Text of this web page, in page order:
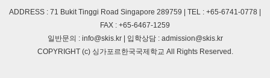
ADDRESS : 71 Bukit Tinggi Road Singapore 289759 | TEL : +65-6741-0778 |
FAX : +65-6467-1259
일반문의 : info@skis.kr | 입학상담 : admission@skis.kr
COPYRIGHT (c) 싱가포르한국국제학교 All Rights Reserved.